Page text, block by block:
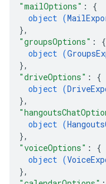
"mailOptions" : {
object (
},
"groupsOptions" : {
object (
},
"driveOptions" : {
object (
},
object (
},
"voiceOptions" : {
object (
},